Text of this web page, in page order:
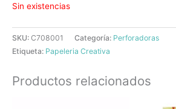
Sin existencias
SKU: C708001 Categoría: Perforadoras
Etiqueta: Papeleria Creativa
Productos relacionados